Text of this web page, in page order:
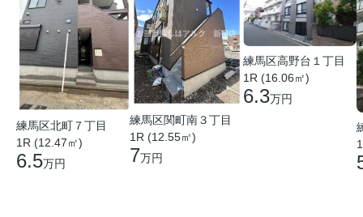
練馬区北町７丁目
1R (12.47㎡)
6.5万円
練馬区関町南３丁目
1R (12.55㎡)
7万円
練馬区高野台１丁目
1R (16.06㎡)
6.3万円